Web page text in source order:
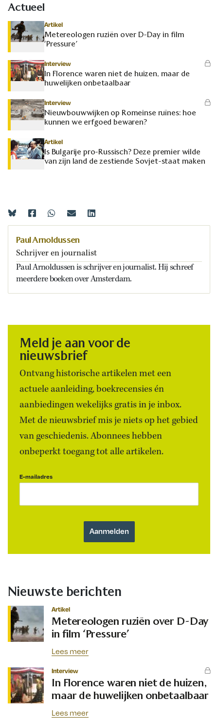
Actueel
Artikel
Metereologen ruziën over D-Day in film
‘Pressure’
Interview
In Florence waren niet de huizen, maar de
huwelijken onbetaalbaar
Interview
Nieuwbouwwijken op Romeinse ruïnes: hoe
kunnen we erfgoed bewaren?
Artikel
Is Bulgarije pro-Russisch? Deze premier wilde
van zijn land de zestiende Sovjet-staat maken
Paul Arnoldussen
Schrijver en journalist
Paul Arnoldussen is schrijver en journalist. Hij schreef
meerdere boeken over Amsterdam.
Meld je aan voor de
nieuwsbrief
Ontvang historische artikelen met een
actuele aanleiding, boekrecensies én
aanbiedingen wekelijks gratis in je inbox.
Met de nieuwsbrief mis je niets op het gebied
van geschiedenis. Abonnees hebben
onbeperkt toegang tot alle artikelen.
E-mailadres
Nieuwste berichten
Artikel
Metereologen ruziën over D-Day
in film ‘Pressure’
Lees meer
Interview
In Florence waren niet de huizen,
maar de huwelijken onbetaalbaar
Lees meer